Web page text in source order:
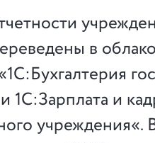
в
1С:Зарплата и
учреждения«.